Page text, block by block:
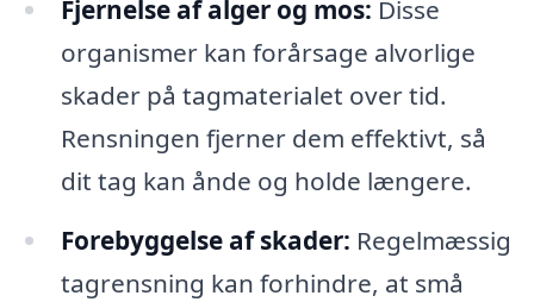
Fjernelse af alger og mos: Disse
organismer kan forårsage alvorlige
skader på tagmaterialet over tid.
Rensningen fjerner dem effektivt, så
dit tag kan ånde og holde længere.
Forebyggelse af skader: Regelmæssig
tagrensning kan forhindre, at små